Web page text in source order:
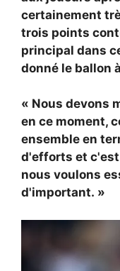
certainement
trois points
principal dans
donné le ballon
« Nous devons
en ce moment,
ensemble en
d'efforts et c'est
nous voulons
d'important. »